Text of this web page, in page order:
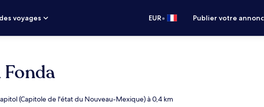
voyages
EUR• Publier votre
(Capitole de l'état du Nouveau-Mexique) à 0,4 km